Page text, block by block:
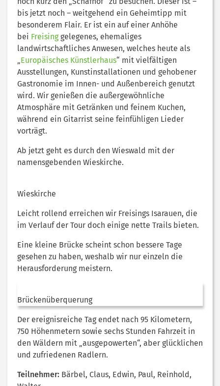
bis jetzt noch – weitgehend ein Geheimtipp mit
besonderem Flair. Er ist ein auf einer Anhöhe
bei Freisinggelegenes, ehemaliges
landwirtschaftliches Anwesen, welches heute als
„Europäisches Künstlerhaus“ mit vielfältigen
Ausstellungen, Kunstinstallationen und gehobener
Gastronomie im Innen- und Außenbereich genutzt
wird. Wir genießen die außergewöhnliche
Atmosphäre mit Getränken und feinem Kuchen,
während ein Gitarrist seine feinfühligen Lieder
vorträgt.
Ab jetzt geht es durch den Wieswald mit der
namensgebenden Wieskirche.
Wieskirche
Leicht rollend erreichen wir Freisings Isarauen, die
im Verlauf der Tour doch einige nette Trails bieten.
Eine kleine Brücke scheint schon bessere Tage
gesehen zu haben, weshalb wir nur einzeln die
Herausforderung meistern.
Brückenüberquerung
Der ereignisreiche Tag endet nach 95 Kilometern,
750 Höhenmetern sowie sechs Stunden Fahrzeit in
den Wäldern mit „ausgepowerten“, aber glücklichen
und zufriedenen Radlern.
Teilnehmer: Bärbel, Claus, Edwin, Paul, Reinhold,